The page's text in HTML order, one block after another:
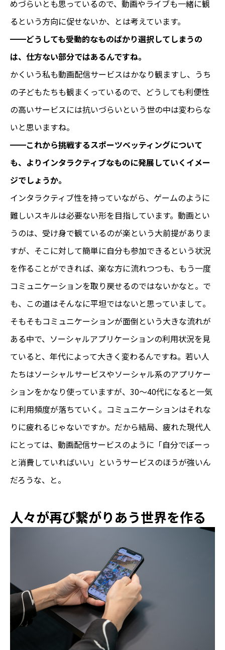
めづらいとも思っているので、動画やライブも一緒に観
るという方向に促せないか、とは考えています。
━━どうしても受動的なものばかり選択してしまうの
は、仕方ない部分ではあるんですね。
かくいう私も動画配信サービスはかなり観ますし、うち
の子どもたちも観まくっているので、どうしても利便性
の高いサービスには抗いづらいという世の中は変わらな
いと思いますね。
━━これから挑戦するスポーツベッティングについて
も、よりインタラクティブなものに発展していくイメー
ジでしょうか。
インタラクティブ性を持っていながら、ゲームのように
難しいスキルは必要ない形を目指しています。動画とい
うのは、受け身で観ているのが楽という大前提がありま
すが、そこに対して簡単に自分も参加できるという状況
を作ることができれば、楽な方に流れつつも、もう一度
コミュニケーションを取り戻せるのではないかなと。で
も、この道はそんなに平坦ではないと思っていまして。
そもそもコミュニケーションが面倒という大きな流れが
ある中で、ソーシャルアプリケーションの利用状況を見
ていると、年代によって大きく変わるんですね。若い人
たちはソーシャルサービスやソーシャル系のアプリケー
ションをかなり使っていますが、30～40代になると一気
に利用頻度が落ちていく。コミュニケーションはそれな
りに疲れるじゃないですか。だから結局、疲れた現代人
にとっては、動画配信サービスのように「自分でぼーっ
と消費していればいい」というサービスのほうが強いん
だろうな、と。
人々が再び繋がりあう世界を作る